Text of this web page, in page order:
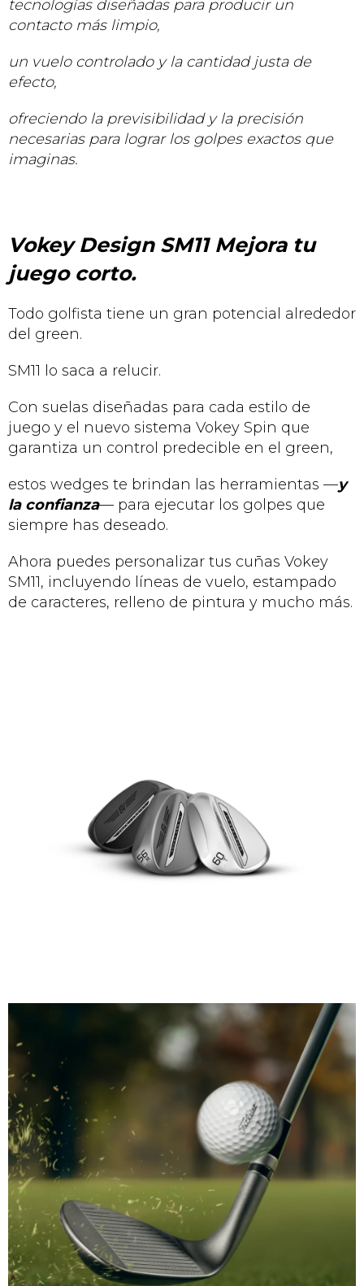
tecnologías diseñadas para producir un
contacto más limpio,
un vuelo controlado y la cantidad justa de
efecto,
ofreciendo la previsibilidad y la precisión
necesarias para lograr los golpes exactos que
imaginas.
Vokey Design SM11 Mejora tu
juego corto.
Todo golfista tiene un gran potencial alrededor
del green.
SM11 lo saca a relucir.
Con suelas diseñadas para cada estilo de
juego y el nuevo sistema Vokey Spin que
garantiza un control predecible en el green,
estos wedges te brindan las herramientas —y
la confianza— para ejecutar los golpes que
siempre has deseado.
Ahora puedes personalizar tus cuñas Vokey
SM11, incluyendo líneas de vuelo, estampado
de caracteres, relleno de pintura y mucho más.